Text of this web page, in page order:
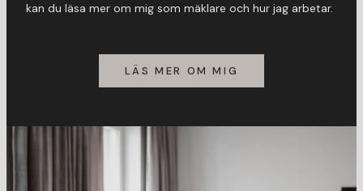
kan du läsa mer om mig som mäklare och hur jag arbetar.
LÄS MER OM MIG